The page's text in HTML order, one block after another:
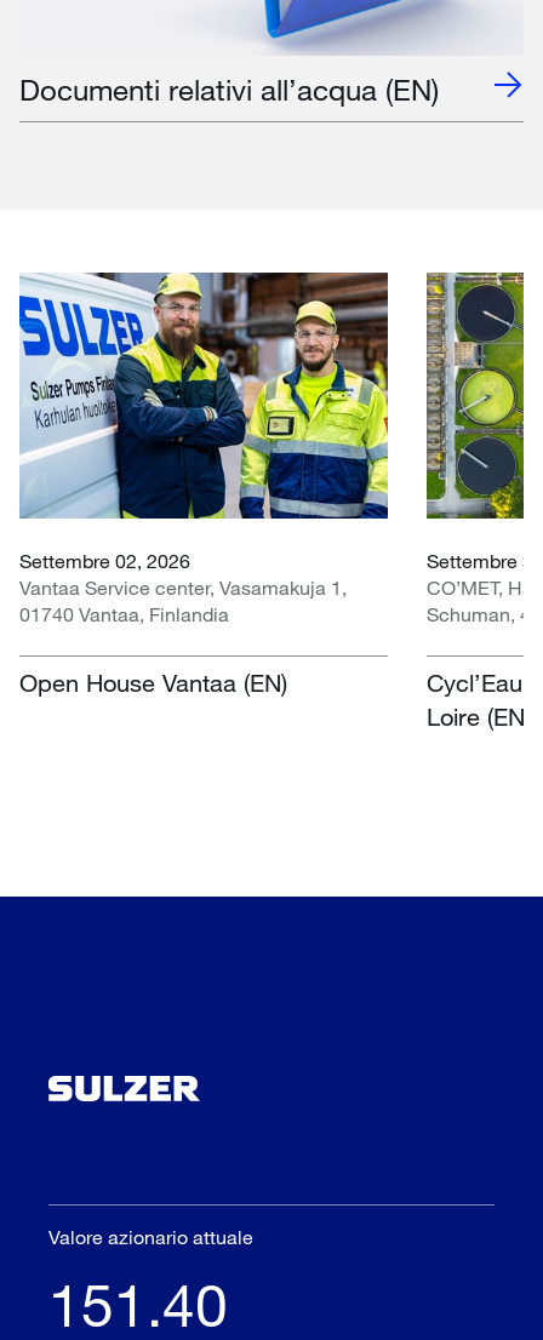
Documenti relativi all’acqua (EN)
Settembre 02, 2026
Vantaa Service center, Vasamakuja 1,
01740 Vantaa, Finlandia
Open House Vantaa (EN)
Settembre
CO’MET,
Schuman,
Cycl’Eau
Loire (EN)
Valore azionario attuale
151.40